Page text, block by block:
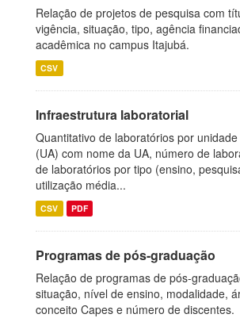
Relação de projetos de pesquisa com
vigência, situação, tipo, agência
acadêmica no campus Itajubá.
CSV
Infraestrutura laboratorial
Quantitativo de laboratórios por
(UA) com nome da UA, número de
de laboratórios por tipo (ensino,
utilização média...
CSV PDF
Programas de pós-graduação
Relação de programas de pós-
situação, nível de ensino, modalidade,
conceito Capes e número de discentes.